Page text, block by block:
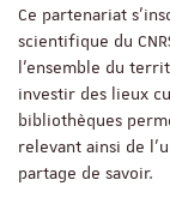
Ce partenariat
scientifique du
l’ensemble du
investir des lieux
bibliothèques
relevant ainsi de
partage de savoir.